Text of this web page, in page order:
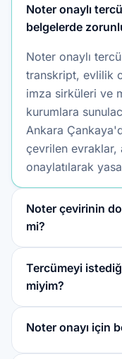
Noter onaylı
belgelerde
Noter onaylı
transkript, evlilik
imza sirküleri ve
kurumlara
Ankara
çevrilen evraklar,
onaylatılarak
Noter çevirinin
mi?
Tercümeyi
miyim?
Noter onayı için